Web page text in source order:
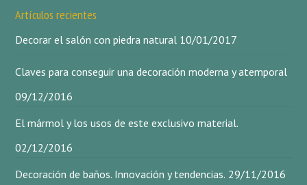
Artículos recientes
Decorar el salón con piedra natural 10/01/2017
Claves para conseguir una decoración moderna y atemporal
09/12/2016
El mármol y los usos de este exclusivo material.
02/12/2016
Decoración de baños. Innovación y tendencias. 29/11/2016